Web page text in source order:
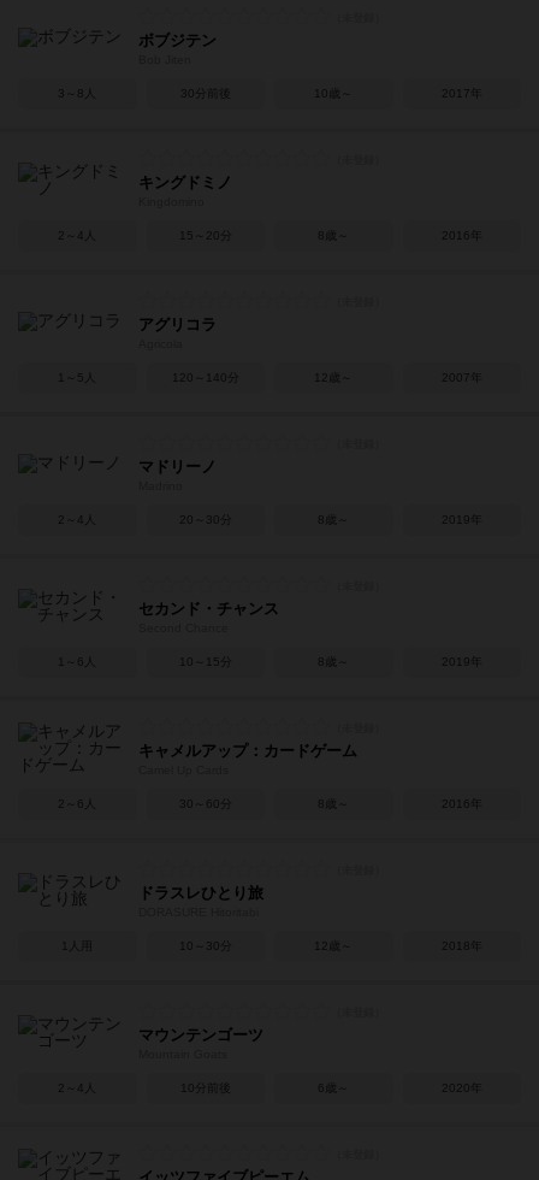
ボブジテン
3～8人 30分前後 10歳～ 2017年
キングドミノ
2～4人 15～20分 8歳～ 2016年
アグリコラ
1～5人 120～140分 12歳～ 2007年
マドリーノ
2～4人 20～30分 8歳～ 2019年
セカンド・チャンス
1～6人 10～15分 8歳～ 2019年
キャメルアップ：カードゲーム
2～6人 30～60分 8歳～ 2016年
ドラスレひとり旅
1人用 10～30分 12歳～ 2018年
マウンテンゴーツ
2～4人 10分前後 6歳～ 2020年